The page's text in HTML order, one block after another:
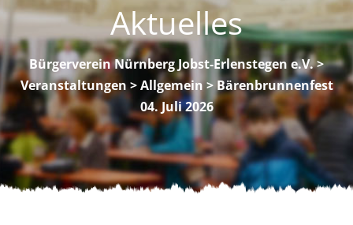
Aktuelles
Bürgerverein Nürnberg Jobst-Erlenstegen e.V.>
Veranstaltungen>Allgemein> Bärenbrunnenfest
04. Juli 2026